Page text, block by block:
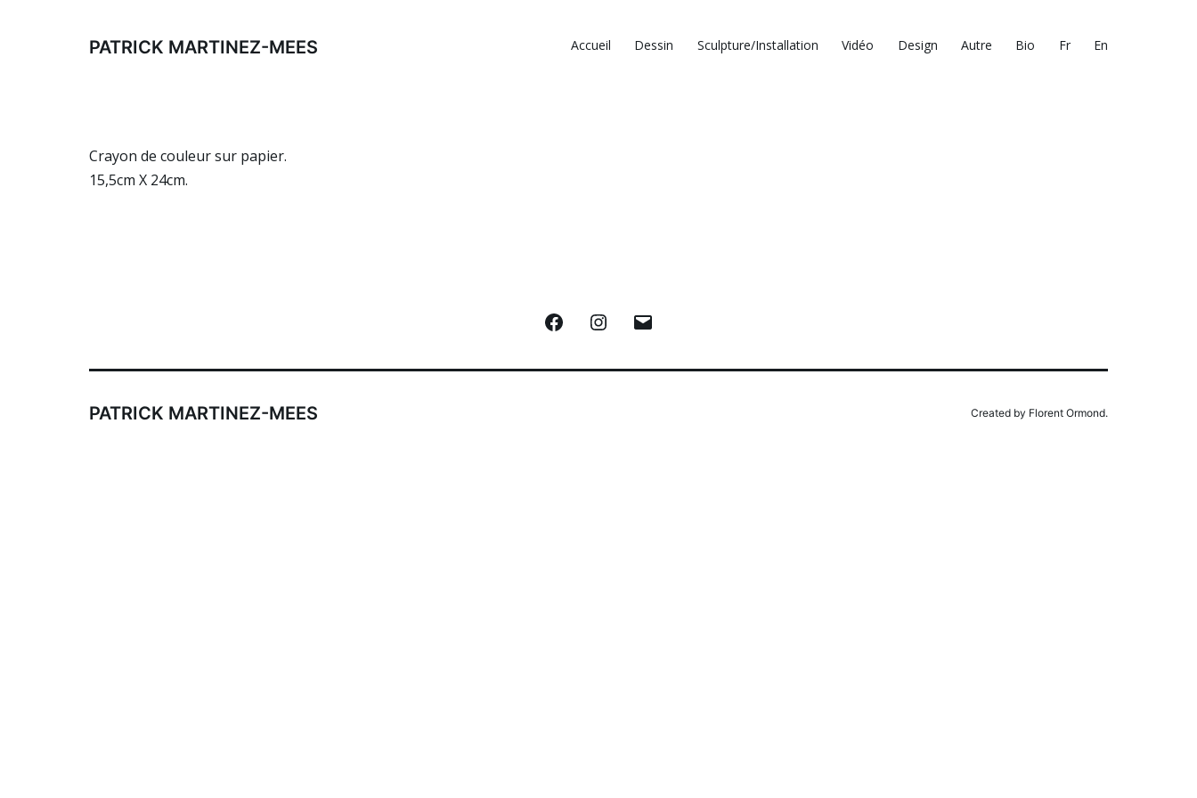
PATRICK MARTINEZ-MEES Accueil Dessin Sculpture/Installation Vidéo Design Autre Bio Fr En
Crayon de couleur sur papier.
15,5cm X 24cm.
FacebookInstagram
PATRICK MARTINEZ-MEES Created by Florent Ormond.